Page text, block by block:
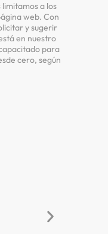
a los
web. Con
y sugerir
en nuestro
para
cero, según